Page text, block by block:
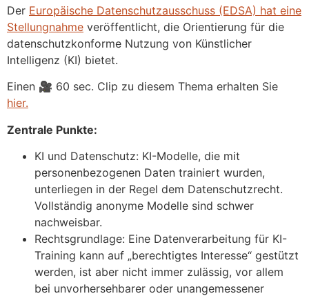
Der Europäische Datenschutzausschuss (EDSA) hat eine
Stellungnahme veröffentlicht, die Orientierung für die
datenschutzkonforme Nutzung von Künstlicher
Intelligenz (KI) bietet.
Einen 🎥 60 sec. Clip zu diesem Thema erhalten Sie
hier.
Zentrale Punkte:
KI und Datenschutz: KI-Modelle, die mit
personenbezogenen Daten trainiert wurden,
unterliegen in der Regel dem Datenschutzrecht.
Vollständig anonyme Modelle sind schwer
nachweisbar.
Rechtsgrundlage: Eine Datenverarbeitung für KI-
Training kann auf „berechtigtes Interesse“ gestützt
werden, ist aber nicht immer zulässig, vor allem
bei unvorhersehbarer oder unangemessener